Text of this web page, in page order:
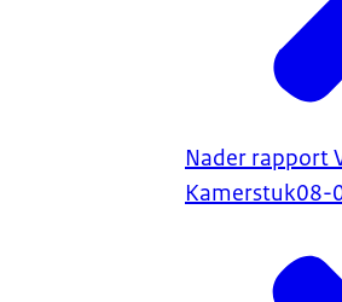
Nader rapport
Kamerstuk08-